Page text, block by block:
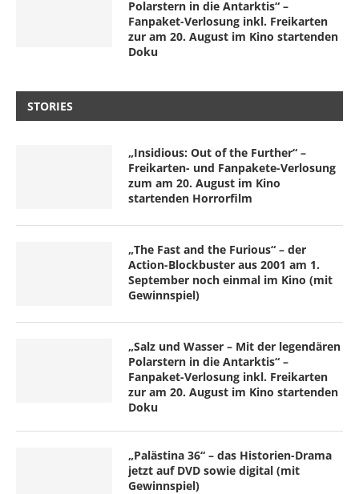
Polarstern in die Antarktis“ –
Fanpaket-Verlosung inkl. Freikarten
zur am 20. August im Kino startenden
Doku
STORIES
„Insidious: Out of the Further“ –
Freikarten- und Fanpakete-Verlosung
zum am 20. August im Kino
startenden Horrorfilm
„The Fast and the Furious“ – der
Action-Blockbuster aus 2001 am 1.
September noch einmal im Kino (mit
Gewinnspiel)
„Salz und Wasser – Mit der legendären
Polarstern in die Antarktis“ –
Fanpaket-Verlosung inkl. Freikarten
zur am 20. August im Kino startenden
Doku
„Palästina 36“ – das Historien-Drama
jetzt auf DVD sowie digital (mit
Gewinnspiel)